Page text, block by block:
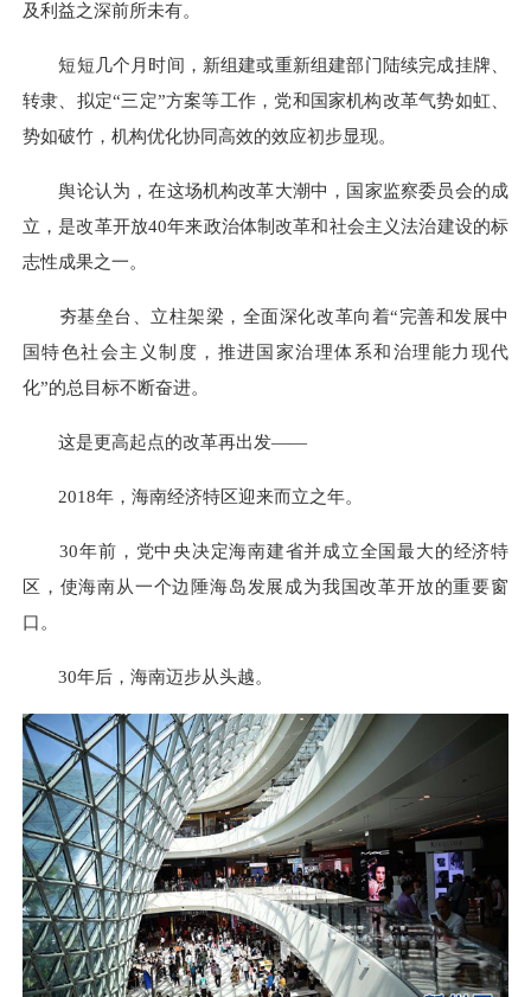
及利益之深前所未有。
短短几个月时间，新组建或重新组建部门陆续完成挂牌、
转隶、拟定“三定”方案等工作，党和国家机构改革气势如虹、
势如破竹，机构优化协同高效的效应初步显现。
舆论认为，在这场机构改革大潮中，国家监察委员会的成
立，是改革开放40年来政治体制改革和社会主义法治建设的标
志性成果之一。
夯基垒台、立柱架梁，全面深化改革向着“完善和发展中
国特色社会主义制度，推进国家治理体系和治理能力现代
化”的总目标不断奋进。
这是更高起点的改革再出发——
2018年，海南经济特区迎来而立之年。
30年前，党中央决定海南建省并成立全国最大的经济特
区，使海南从一个边陲海岛发展成为我国改革开放的重要窗
口。
30年后，海南迈步从头越。